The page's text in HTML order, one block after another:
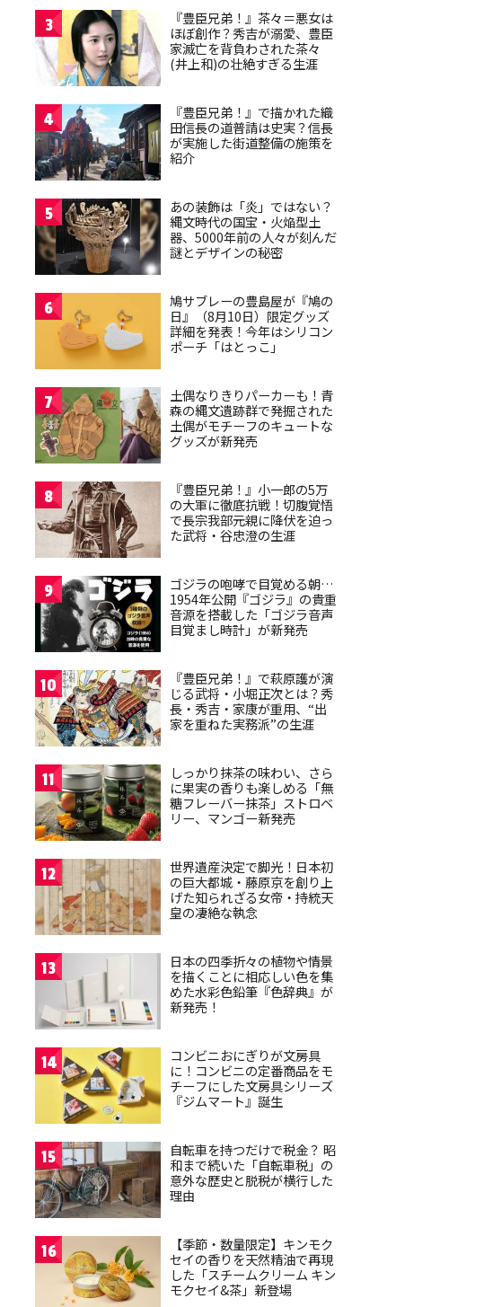
3
『豊臣兄弟！』茶々＝悪女は
ほぼ創作？秀吉が溺愛、豊臣
家滅亡を背負わされた茶々
(井上和)の壮絶すぎる生涯
4
『豊臣兄弟！』で描かれた織
田信長の道普請は史実？信長
が実施した街道整備の施策を
紹介
5
あの装飾は「炎」ではない？
縄文時代の国宝・火焔型土
器、5000年前の人々が刻んだ
謎とデザインの秘密
6
鳩サブレーの豊島屋が『鳩の
日』（8月10日）限定グッズ
詳細を発表！今年はシリコン
ポーチ「はとっこ」
7
土偶なりきりパーカーも！青
森の縄文遺跡群で発掘された
土偶がモチーフのキュートな
グッズが新発売
8
『豊臣兄弟！』小一郎の5万
の大軍に徹底抗戦！切腹覚悟
で長宗我部元親に降伏を迫っ
た武将・谷忠澄の生涯
9
ゴジラの咆哮で目覚める朝…
1954年公開『ゴジラ』の貴重
音源を搭載した「ゴジラ音声
目覚まし時計」が新発売
10
『豊臣兄弟！』で萩原護が演
じる武将・小堀正次とは？秀
長・秀吉・家康が重用、“出
家を重ねた実務派”の生涯
11
しっかり抹茶の味わい、さら
に果実の香りも楽しめる「無
糖フレーバー抹茶」ストロベ
リー、マンゴー新発売
12
世界遺産決定で脚光！日本初
の巨大都城・藤原京を創り上
げた知られざる女帝・持統天
皇の凄絶な執念
13
日本の四季折々の植物や情景
を描くことに相応しい色を集
めた水彩色鉛筆『色辞典』が
新発売！
14
コンビニおにぎりが文房具
に！コンビニの定番商品をモ
チーフにした文房具シリーズ
『ジムマート』誕生
15
自転車を持つだけで税金？ 昭
和まで続いた「自転車税」の
意外な歴史と脱税が横行した
理由
16
【季節・数量限定】キンモク
セイの香りを天然精油で再現
した「スチームクリーム キン
モクセイ&茶」新登場